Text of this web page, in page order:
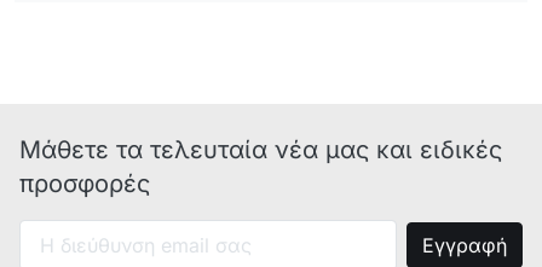
Μάθετε τα τελευταία νέα μας και ειδικές
προσφορές